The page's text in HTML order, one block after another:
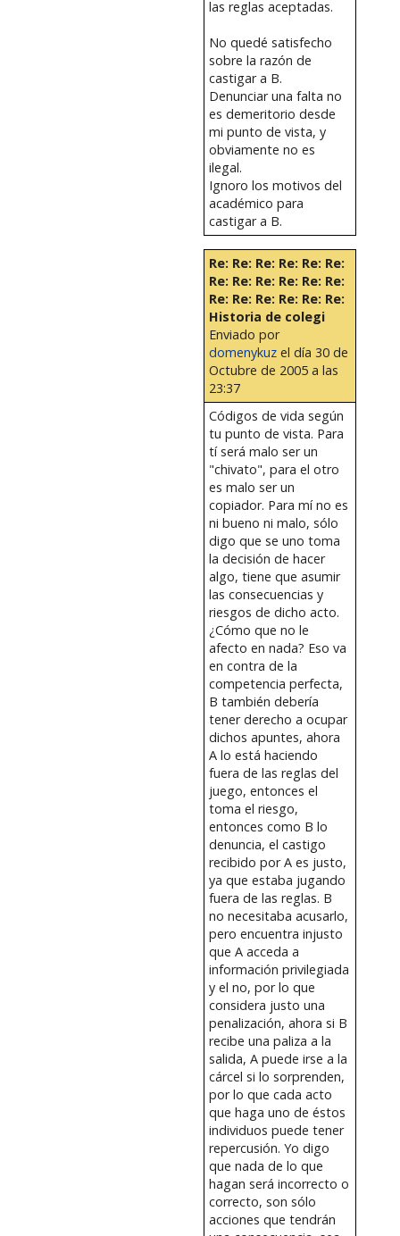
las reglas aceptadas.
No quedé satisfecho
sobre la razón de
castigar a B.
Denunciar una falta no
es demeritorio desde
mi punto de vista, y
obviamente no es
ilegal.
Ignoro los motivos del
académico para
castigar a B.
Re: Re: Re: Re: Re: Re:
Re: Re: Re: Re: Re: Re:
Re: Re: Re: Re: Re: Re:
Historia de colegi
Enviado por
domenykuzel día 30 de
Octubre de 2005 a las
23:37
Códigos de vida según
tu punto de vista. Para
tí será malo ser un
"chivato", para el otro
es malo ser un
copiador. Para mí no es
ni bueno ni malo, sólo
digo que se uno toma
la decisión de hacer
algo, tiene que asumir
las consecuencias y
riesgos de dicho acto.
¿Cómo que no le
afecto en nada? Eso va
en contra de la
competencia perfecta,
B también debería
tener derecho a ocupar
dichos apuntes, ahora
A lo está haciendo
fuera de las reglas del
juego, entonces el
toma el riesgo,
entonces como B lo
denuncia, el castigo
recibido por A es justo,
ya que estaba jugando
fuera de las reglas. B
no necesitaba acusarlo,
pero encuentra injusto
que A acceda a
información privilegiada
y el no, por lo que
considera justo una
penalización, ahora si B
recibe una paliza a la
salida, A puede irse a la
cárcel si lo sorprenden,
por lo que cada acto
que haga uno de éstos
individuos puede tener
repercusión. Yo digo
que nada de lo que
hagan será incorrecto o
correcto, son sólo
acciones que tendrán